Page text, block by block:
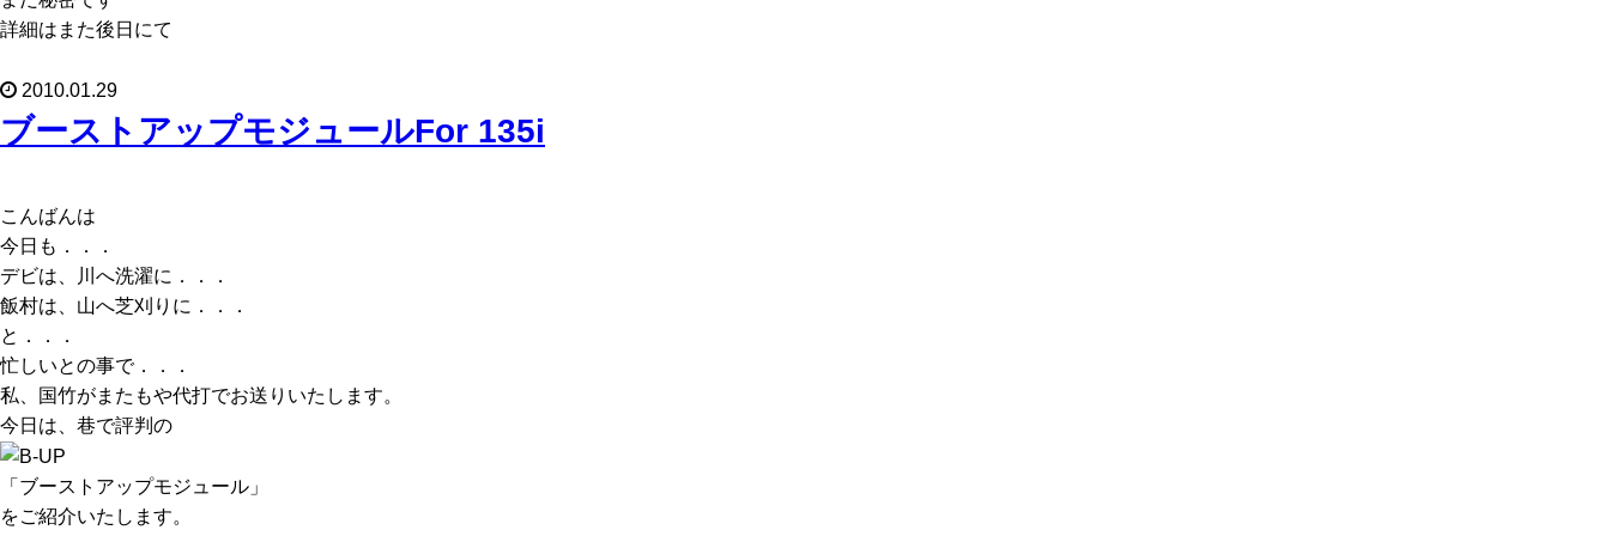
詳細はまた後日にて
2010.01.29
ブーストアップモジュールFor 135i
こんばんは
今日も．．．
デビは、川へ洗濯に．．．
飯村は、山へ芝刈りに．．．
と．．．
忙しいとの事で．．．
私、国竹がまたもや代打でお送りいたします。
今日は、巷で評判の
「ブーストアップモジュール」
をご紹介いたします。